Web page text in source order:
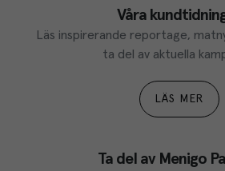
Våra
Läs inspirerande reportage,
ta del av aktuella
LÄS MER
Ta del av Menigo